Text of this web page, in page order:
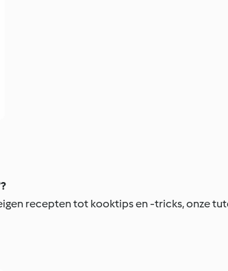
recepten tot kooktips en -tricks, onze